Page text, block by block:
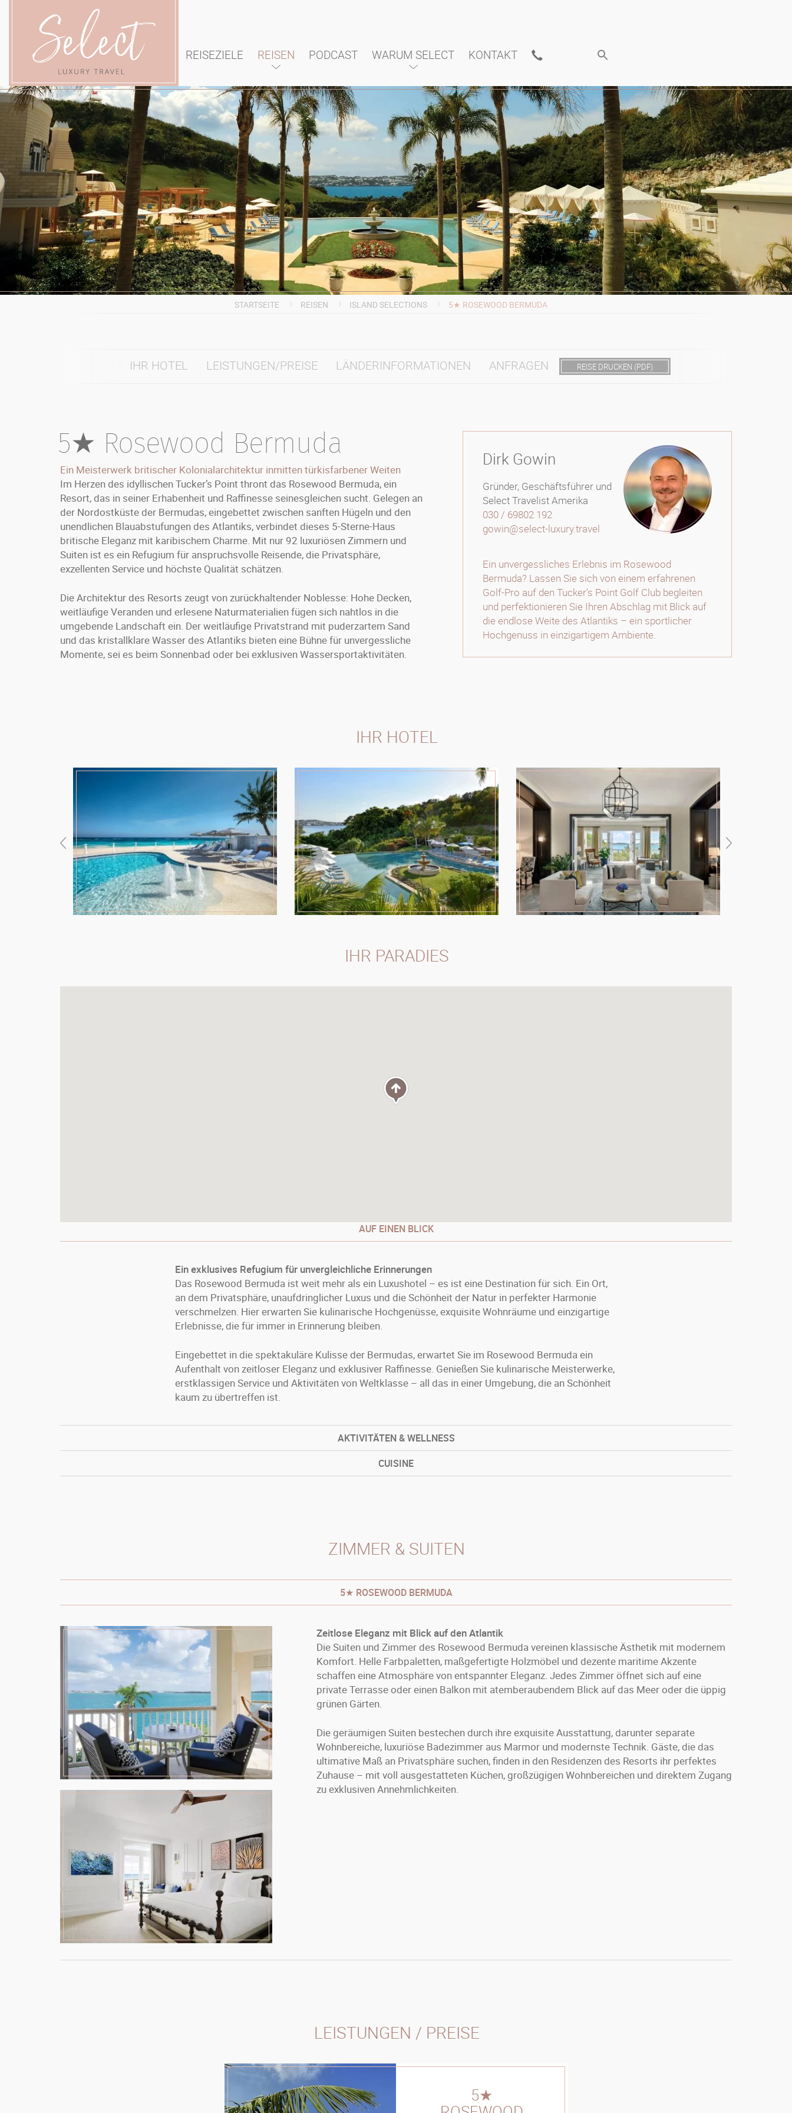
REISEZIELE REISEN PODCAST WARUM SELECT KONTAKT
STARTSEITE REISEN ISLAND SELECTIONS 5★ ROSEWOOD BERMUDA
IHR HOTEL LEISTUNGEN/PREISE LÄNDERINFORMATIONEN ANFRAGEN REISE DRUCKEN (PDF)
5★ Rosewood Bermuda
Ein Meisterwerk britischer Kolonialarchitektur inmitten türkisfarbener Weiten
Im Herzen des idyllischen Tucker’s Point thront das Rosewood Bermuda, ein
Resort, das in seiner Erhabenheit und Raffinesse seinesgleichen sucht. Gelegen an
der Nordostküste der Bermudas, eingebettet zwischen sanften Hügeln und den
unendlichen Blauabstufungen des Atlantiks, verbindet dieses 5-Sterne-Haus
britische Eleganz mit karibischem Charme. Mit nur 92 luxuriösen Zimmern und
Suiten ist es ein Refugium für anspruchsvolle Reisende, die Privatsphäre,
exzellenten Service und höchste Qualität schätzen.
Die Architektur des Resorts zeugt von zurückhaltender Noblesse: Hohe Decken,
weitläufige Veranden und erlesene Naturmaterialien fügen sich nahtlos in die
umgebende Landschaft ein. Der weitläufige Privatstrand mit puderzartem Sand
und das kristallklare Wasser des Atlantiks bieten eine Bühne für unvergessliche
Momente, sei es beim Sonnenbad oder bei exklusiven Wassersportaktivitäten.
Dirk Gowin
Gründer, Geschäftsführer und
Select Travelist Amerika
030 / 69802 192
gowin@select-luxury.travel
Ein unvergessliches Erlebnis im Rosewood
Bermuda? Lassen Sie sich von einem erfahrenen
Golf-Pro auf den Tucker’s Point Golf Club begleiten
und perfektionieren Sie Ihren Abschlag mit Blick auf
die endlose Weite des Atlantiks – ein sportlicher
Hochgenuss in einzigartigem Ambiente.
IHR HOTEL
IHR PARADIES
AUF EINEN BLICK
Ein exklusives Refugium für unvergleichliche Erinnerungen
Das Rosewood Bermuda ist weit mehr als ein Luxushotel – es ist eine Destination für sich. Ein Ort,
an dem Privatsphäre, unaufdringlicher Luxus und die Schönheit der Natur in perfekter Harmonie
verschmelzen. Hier erwarten Sie kulinarische Hochgenüsse, exquisite Wohnräume und einzigartige
Erlebnisse, die für immer in Erinnerung bleiben.
Eingebettet in die spektakuläre Kulisse der Bermudas, erwartet Sie im Rosewood Bermuda ein
Aufenthalt von zeitloser Eleganz und exklusiver Raffinesse. Genießen Sie kulinarische Meisterwerke,
erstklassigen Service und Aktivitäten von Weltklasse – all das in einer Umgebung, die an Schönheit
kaum zu übertreffen ist.
AKTIVITÄTEN & WELLNESS
CUISINE
ZIMMER & SUITEN
5★ ROSEWOOD BERMUDA
Zeitlose Eleganz mit Blick auf den Atlantik
Die Suiten und Zimmer des Rosewood Bermuda vereinen klassische Ästhetik mit modernem
Komfort. Helle Farbpaletten, maßgefertigte Holzmöbel und dezente maritime Akzente
schaffen eine Atmosphäre von entspannter Eleganz. Jedes Zimmer öffnet sich auf eine
private Terrasse oder einen Balkon mit atemberaubendem Blick auf das Meer oder die üppig
grünen Gärten.
Die geräumigen Suiten bestechen durch ihre exquisite Ausstattung, darunter separate
Wohnbereiche, luxuriöse Badezimmer aus Marmor und modernste Technik. Gäste, die das
ultimative Maß an Privatsphäre suchen, finden in den Residenzen des Resorts ihr perfektes
Zuhause – mit voll ausgestatteten Küchen, großzügigen Wohnbereichen und direktem Zugang
zu exklusiven Annehmlichkeiten.
LEISTUNGEN / PREISE
5★